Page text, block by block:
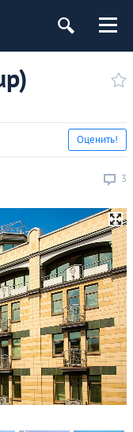
3
Оценить!